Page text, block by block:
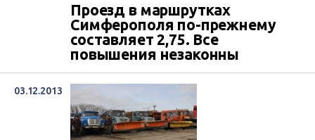
Проезд в маршрутках
Симферополя по-прежнему
составляет 2,75. Все
повышения незаконны
03.12.2013